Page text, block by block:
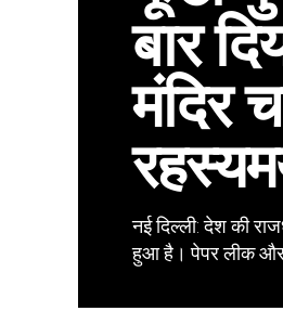
बार
मंदिर
नई दिल्ली: देश की
हुआ है। पेपर लीक